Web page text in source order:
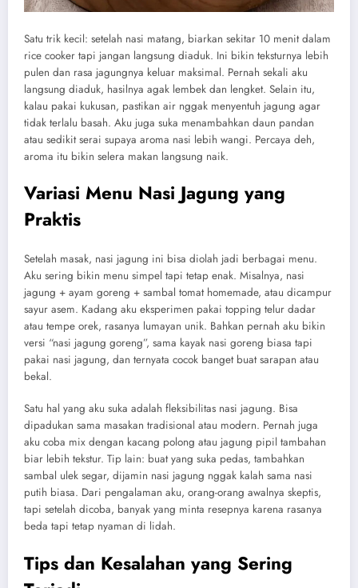
Satu trik kecil: setelah nasi matang, biarkan sekitar 10 menit dalam
rice cooker tapi jangan langsung diaduk. Ini bikin teksturnya lebih
pulen dan rasa jagungnya keluar maksimal. Pernah sekali aku
langsung diaduk, hasilnya agak lembek dan lengket. Selain itu,
kalau pakai kukusan, pastikan air nggak menyentuh jagung agar
tidak terlalu basah. Aku juga suka menambahkan daun pandan
atau sedikit serai supaya aroma nasi lebih wangi. Percaya deh,
aroma itu bikin selera makan langsung naik.
Variasi Menu Nasi Jagung yang
Praktis
Setelah masak, nasi jagung ini bisa diolah jadi berbagai menu.
Aku sering bikin menu simpel tapi tetap enak. Misalnya, nasi
jagung + ayam goreng + sambal tomat homemade, atau dicampur
sayur asem. Kadang aku eksperimen pakai topping telur dadar
atau tempe orek, rasanya lumayan unik. Bahkan pernah aku bikin
versi “nasi jagung goreng”, sama kayak nasi goreng biasa tapi
pakai nasi jagung, dan ternyata cocok banget buat sarapan atau
bekal.
Satu hal yang aku suka adalah fleksibilitas nasi jagung. Bisa
dipadukan sama masakan tradisional atau modern. Pernah juga
aku coba mix dengan kacang polong atau jagung pipil tambahan
biar lebih tekstur. Tip lain: buat yang suka pedas, tambahkan
sambal ulek segar, dijamin nasi jagung nggak kalah sama nasi
putih biasa. Dari pengalaman aku, orang-orang awalnya skeptis,
tapi setelah dicoba, banyak yang minta resepnya karena rasanya
beda tapi tetap nyaman di lidah.
Tips dan Kesalahan yang Sering